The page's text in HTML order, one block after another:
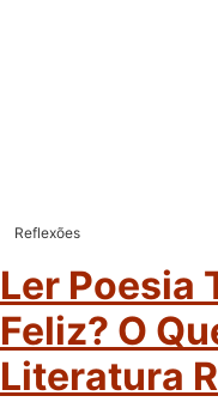
Reflexões
Ler Poesia
Feliz? O
Literatura